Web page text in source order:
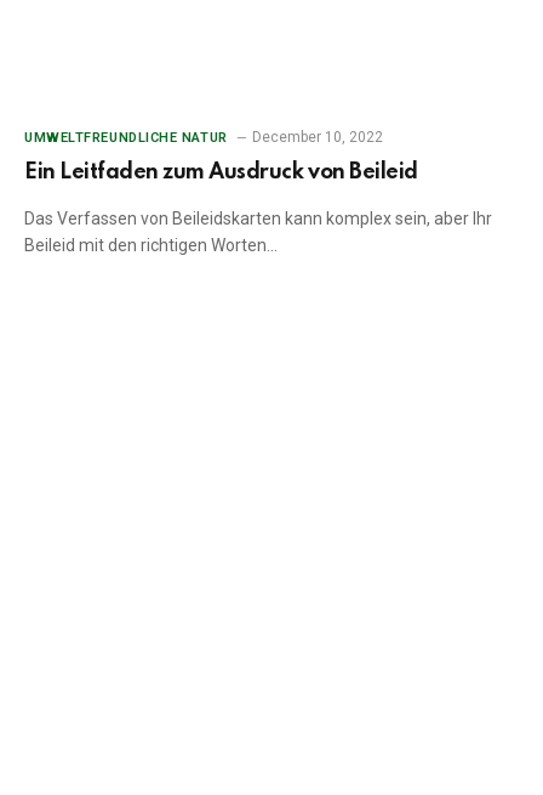
UMWELTFREUNDLICHE NATUR December 10, 2022
Ein Leitfaden zum Ausdruck von Beileid
Das Verfassen von Beileidskarten kann komplex sein, aber Ihr
Beileid mit den richtigen Worten…